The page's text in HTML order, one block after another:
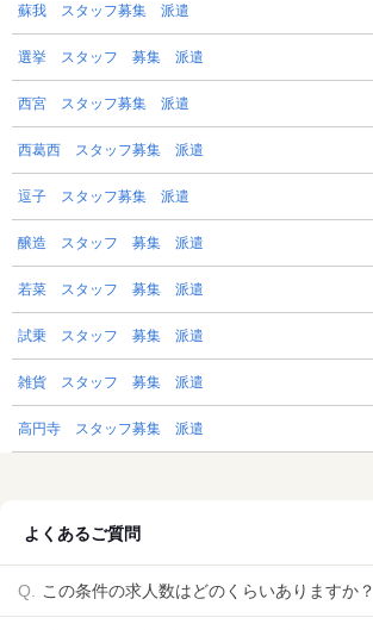
蘇我 スタッフ募集 派遣
選挙 スタッフ 募集 派遣
西宮 スタッフ募集 派遣
西葛西 スタッフ募集 派遣
逗子 スタッフ募集 派遣
醸造 スタッフ 募集 派遣
若菜 スタッフ 募集 派遣
試乗 スタッフ 募集 派遣
雑貨 スタッフ 募集 派遣
高円寺 スタッフ募集 派遣
よくあるご質問
この条件の求人数はどのくらいありますか？